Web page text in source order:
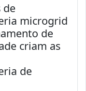
de
microgrid
de
criam as
de